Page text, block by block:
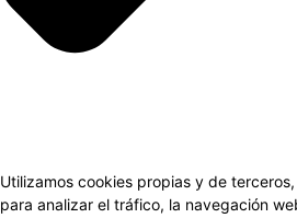
Utilizamos cookies propias y de
para analizar el tráfico, la navegación